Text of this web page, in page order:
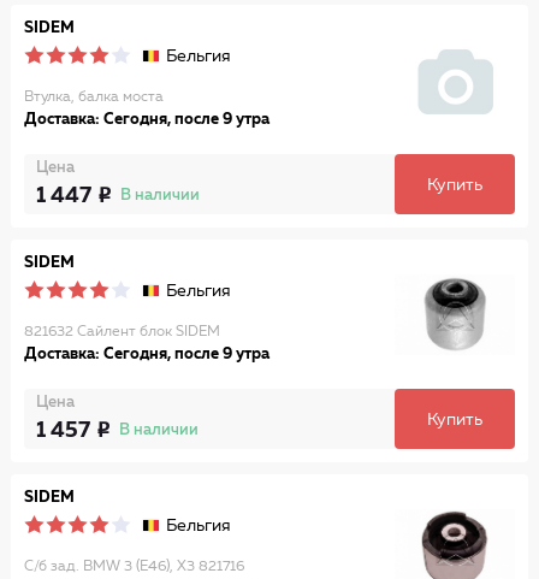
SIDEM
Бельгия
Втулка, балка моста
Доставка: Сегодня, после 9 утра
Цена
1 447 В наличии
Купить
SIDEM
Бельгия
821632 Сайлент блок SIDEM
Доставка: Сегодня, после 9 утра
Цена
1 457 В наличии
Купить
SIDEM
Бельгия
С/б зад. BMW 3 (E46), X3 821716